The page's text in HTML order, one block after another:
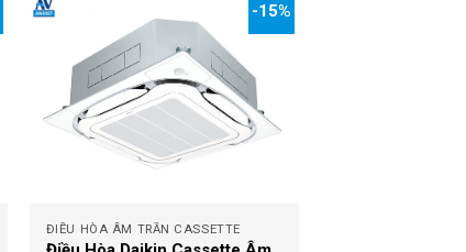
-15%
ĐIỀU HÒA ÂM TRẦN CASSETTE